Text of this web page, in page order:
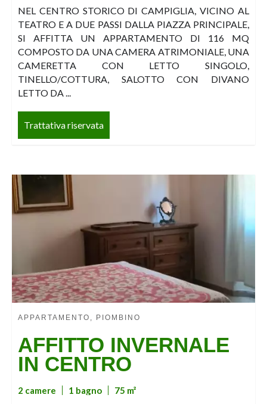
NEL CENTRO STORICO DI CAMPIGLIA, VICINO AL
TEATRO E A DUE PASSI DALLA PIAZZA PRINCIPALE,
SI AFFITTA UN APPARTAMENTO DI 116 MQ
COMPOSTO DA UNA CAMERA ATRIMONIALE, UNA
CAMERETTA CON LETTO SINGOLO,
TINELLO/COTTURA, SALOTTO CON DIVANO
LETTO DA ...
Trattativa riservata
APPARTAMENTO, PIOMBINO
AFFITTO INVERNALE
IN CENTRO
2 camere 1 bagno 75 m²